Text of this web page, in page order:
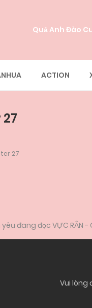
Quả Anh Đào
ACTION
27
đang đọc VỰC RẮN -
Vui lòng